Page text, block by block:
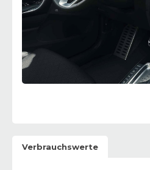
Verbrauchswerte